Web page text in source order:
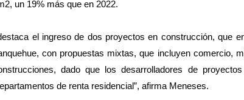
un 19% más que en 2022.
el ingreso de dos proyectos en construcción, que
con propuestas mixtas, que incluyen comercio,
dado que los desarrolladores de
de renta residencial”, afirma Meneses.